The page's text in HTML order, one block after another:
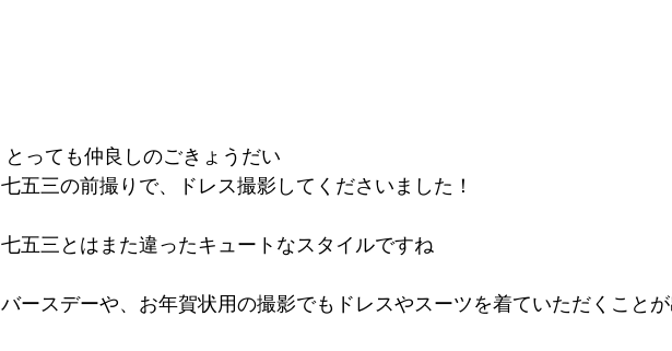
とっても仲良しのごきょうだい
七五三の前撮りで、ドレス撮影してくださいました！
七五三とはまた違ったキュートなスタイルですね
バースデーや、お年賀状用の撮影でもドレスやスーツを着ていただくこと